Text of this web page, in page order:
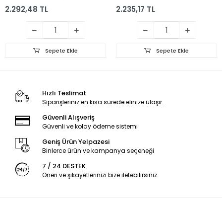
2.292,48 TL
Sepete Ekle
2.235,17 TL
Sepete Ekle
Hızlı Teslimat
Siparişleriniz en kısa sürede elinize ulaşır.
Güvenli Alışveriş
Güvenli ve kolay ödeme sistemi
Geniş Ürün Yelpazesi
Binlerce ürün ve kampanya seçeneği
7 / 24 DESTEK
Öneri ve şikayetlerinizi bize iletebilirsiniz.